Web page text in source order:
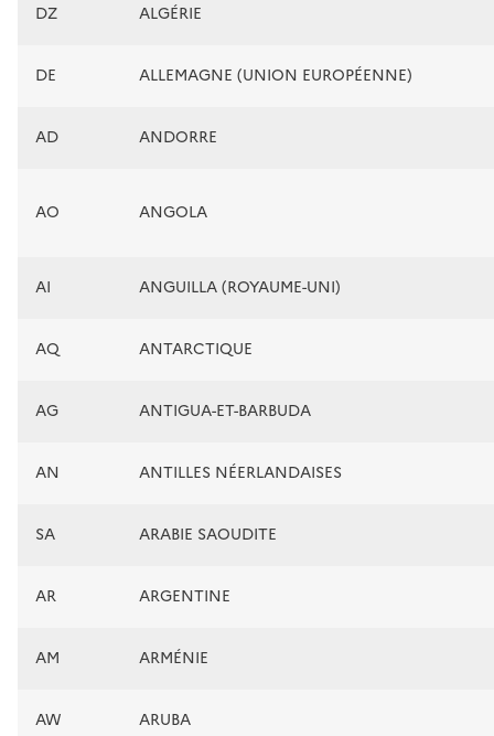
DZ ALGÉRIE
DE ALLEMAGNE (UNION EUROPÉENNE)
AD ANDORRE
AO ANGOLA
AI ANGUILLA (ROYAUME-UNI)
AQ ANTARCTIQUE
AG ANTIGUA-ET-BARBUDA
AN ANTILLES NÉERLANDAISES
SA ARABIE SAOUDITE
AR ARGENTINE
AM ARMÉNIE
AW ARUBA